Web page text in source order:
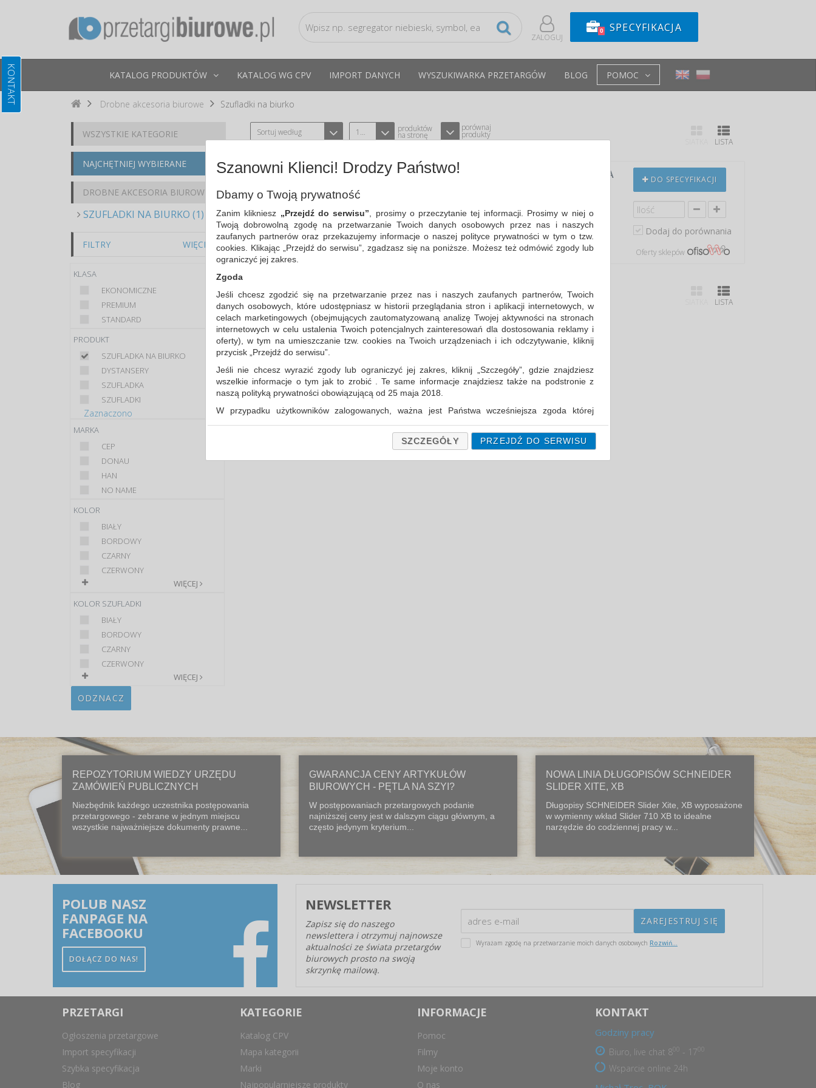
ZALOGUJ
0 SPECYFIKACJA
KATALOG PRODUKTÓW KATALOG WG CPV IMPORT DANYCH WYSZUKIWARKA PRZETARGÓW BLOG POMOC
Drobne akcesoria biurowe Szufladki na biurko
WSZYSTKIE KATEGORIE
NAJCHĘTNIEJ WYBIERANE
DROBNE AKCESORIA BIUROWE
SZUFLADKI NA BIURKO (1)
FILTRY WIĘCEJ
KLASA
EKONOMICZNE
PREMIUM
STANDARD
PRODUKT
SZUFLADKA NA BIURKO
DYSTANSERY
SZUFLADKA
SZUFLADKI
Zaznaczono
MARKA
CEP
DONAU
HAN
NO NAME
KOLOR
BIAŁY
BORDOWY
CZARNY
CZERWONY
WIĘCEJ
KOLOR SZUFLADKI
BIAŁY
BORDOWY
CZARNY
CZERWONY
WIĘCEJ
ODZNACZ
Sortuj według 12 produktów
na stronę
porównaj
produkty
LISTA
SZUFLADKA NA BIURKO STANDARD, PS, A4, CZARNA
Cena średnia15,70 PLNbrutto, max: 16,04 PLN, min: 15,41 PLN
DO SPECYFIKACJI
Dodaj do porównania
Oferty sklepów
Sortuj według 12 na stronę produkty
LISTA
REPOZYTORIUM WIEDZY URZĘDU
ZAMÓWIEŃ PUBLICZNYCH
Niezbędnik każdego uczestnika postępowania
przetargowego - zebrane w jednym miejscu
wszystkie najważniejsze dokumenty prawne...
GWARANCJA CENY ARTYKUŁÓW
BIUROWYCH - PĘTLA NA SZYI?
W postępowaniach przetargowych podanie
najniższej ceny jest w dalszym ciągu głównym, a
często jedynym kryterium...
NOWA LINIA DŁUGOPISÓW SCHNEIDER
SLIDER XITE, XB
Długopisy SCHNEIDER Slider Xite, XB wyposażone
w wymienny wkład Slider 710 XB to idealne
narzędzie do codziennej pracy w...
POLUB NASZ
FANPAGE NA
FACEBOOKU
DOŁĄCZ DO NAS!
NEWSLETTER
Zapisz się do naszego
newslettera i otrzymuj najnowsze
aktualności ze świata przetargów
biurowych prosto na swoją
skrzynkę mailową.
Wyrażam zgodę na przetwarzanie moich danych osobowych Rozwiń...
PRZETARGI
Ogłoszenia przetargowe
Import specyfikacji
Szybka specyfikacja
Blog
KATEGORIE
Katalog CPV
Mapa kategorii
Marki
Najpopularniejsze produkty
INFORMACJE
Pomoc
Filmy
Moje konto
O nas
KONTAKT
Godziny pracy
Biuro, live chat 8 - 17
Wsparcie online 24h
Szanowni Klienci! Drodzy Państwo!
Dbamy o Twoją prywatność
Zanim klikniesz „Przejdź do serwisu” , prosimy o przeczytanie tej informacji. Prosimy w niej o
Twoją dobrowolną zgodę na przetwarzanie Twoich danych osobowych przez nas i naszych
zaufanych partnerów oraz przekazujemy informacje o naszej polityce prywatności w tym o tzw.
cookies. Klikając „Przejdź do serwisu”, zgadzasz się na poniższe. Możesz też odmówić zgody lub
ograniczyć jej zakres.
Zgoda
Jeśli chcesz zgodzić się na przetwarzanie przez nas i naszych zaufanych partnerów, Twoich
danych osobowych, które udostępniasz w historii przeglądania stron i aplikacji internetowych, w
celach marketingowych (obejmujących zautomatyzowaną analizę Twojej aktywności na stronach
internetowych w celu ustalenia Twoich potencjalnych zainteresowań dla dostosowania reklamy i
oferty), w tym na umieszczanie tzw. cookies na Twoich urządzeniach i ich odczytywanie, kliknij
przycisk „Przejdź do serwisu”.
Jeśli nie chcesz wyrazić zgody lub ograniczyć jej zakres, kliknij „Szczegóły”, gdzie znajdziesz
wszelkie informacje o tym jak to zrobić . Te same informacje znajdziesz także na podstronie z
naszą polityką prywatności obowiązującą od 25 maja 2018.
W przypadku użytkowników zalogowanych, ważna jest Państwa wcześniejsza zgoda której
SZCZEGÓŁY PRZEJDŹ DO SERWISU